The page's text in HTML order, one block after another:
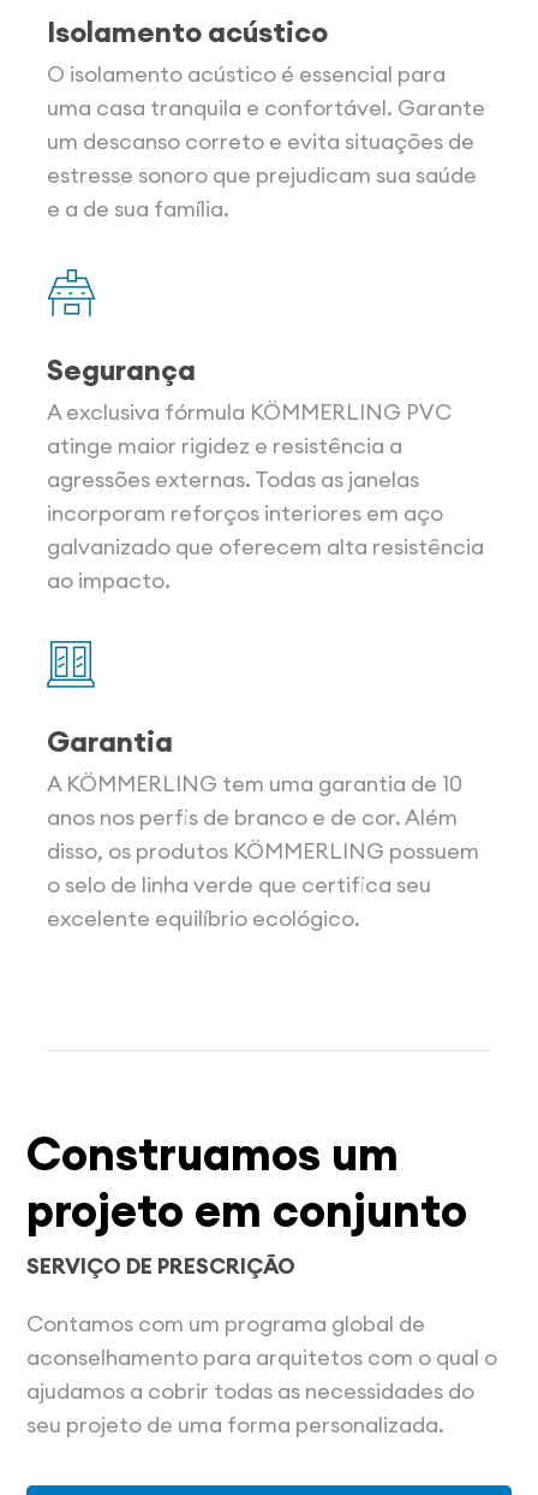
Isolamento acústico
O isolamento acústico é essencial para
uma casa tranquila e confortável. Garante
um descanso correto e evita situações de
estresse sonoro que prejudicam sua saúde
e a de sua família.
Segurança
A exclusiva fórmula KÖMMERLING PVC
atinge maior rigidez e resistência a
agressões externas. Todas as janelas
incorporam reforços interiores em aço
galvanizado que oferecem alta resistência
ao impacto.
Garantia
A KÖMMERLING tem uma garantia de 10
anos nos perfis de branco e de cor. Além
disso, os produtos KÖMMERLING possuem
o selo de linha verde que certifica seu
excelente equilíbrio ecológico.
Construamos um
projeto em conjunto
SERVIÇO DE PRESCRIÇÃO
Contamos com um programa global de
aconselhamento para arquitetos com o qual o
ajudamos a cobrir todas as necessidades do
seu projeto de uma forma personalizada.